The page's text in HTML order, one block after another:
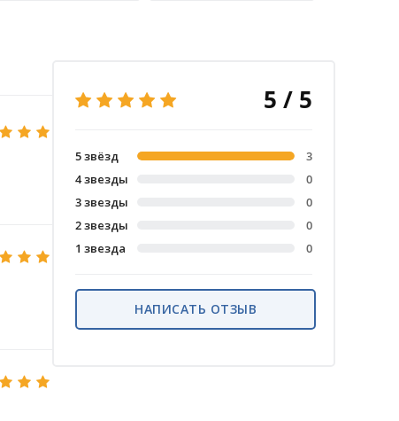
5 / 5
5 звёзд
3
4 звезды
0
3 звезды
0
2 звезды
0
1 звезда
0
НАПИСАТЬ ОТЗЫВ